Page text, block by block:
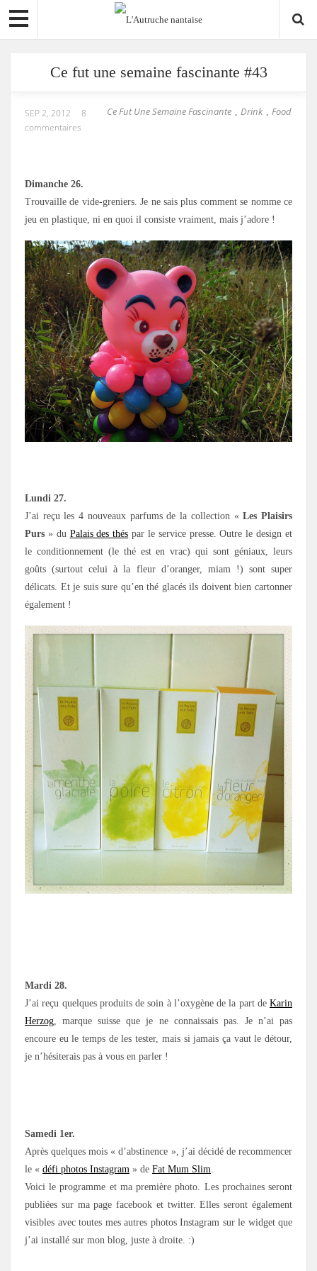
Ce fut une semaine fascinante #43
Ce Fut Une Semaine Fascinante , Drink , Food
SEP 2, 2012
8
commentaires
Dimanche 26.
Trouvaille de vide-greniers. Je ne sais plus comment se nomme ce
jeu en plastique, ni en quoi il consiste vraiment, mais j’adore !
Lundi 27.
J’ai reçu les 4 nouveaux parfums de la collection «Les Plaisirs
Purs » du Palais des thés par le service presse. Outre le design et
le conditionnement (le thé est en vrac) qui sont géniaux, leurs
goûts (surtout celui à la fleur d’oranger, miam !) sont super
délicats. Et je suis sure qu’en thé glacés ils doivent bien cartonner
également !
Mardi 28.
J’ai reçu quelques produits de soin à l’oxygène de la part de Karin
Herzog , marque suisse que je ne connaissais pas. Je n’ai pas
encoure eu le temps de les tester, mais si jamais ça vaut le détour,
je n’hésiterais pas à vous en parler !
Samedi 1er.
Après quelques mois « d’abstinence », j’ai décidé de recommencer
le « défi photos Instagram » de Fat Mum Slim
Voici le programme et ma première photo. Les prochaines seront
publiées sur ma page facebook et twitter. Elles seront également
visibles avec toutes mes autres photos Instagram sur le widget que
j’ai installé sur mon blog, juste à droite. :)